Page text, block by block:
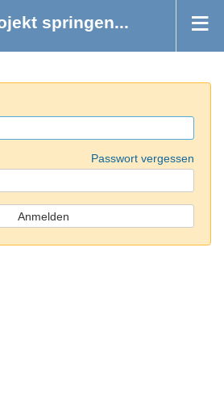
springen...
Passwort vergessen